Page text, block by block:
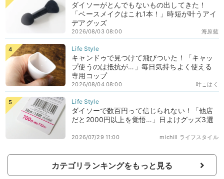
ダイソーがとんでもないもの出してきた！
「ベースメイクはこれ1本！」時短が叶うアイ
デアグッズ
海原藍
2026/08/03 08:00
キャンドゥで見つけて飛びついた！「キャッ
プ使うのは抵抗が…」毎日気持ちよく使える
専用コップ
叶こはく
2026/08/04 08:00
ダイソーで数百円って信じられない！「他店
だと2000円以上を覚悟…」日よけグッズ3選
michill ライフスタイル
2026/07/29 11:00
カテゴリランキングをもっと見る